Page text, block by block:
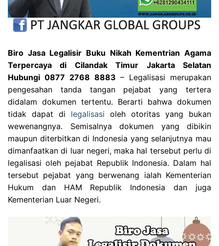
Biro Jasa Legalisir Buku Nikah Kementrian Agama
Terpercaya di Cilandak Timur Jakarta Selatan
Hubungi 0877 2768 8883 – Legalisasi merupakan
pengesahan tanda tangan pejabat yang tertera
didalam dokumen tertentu. Berarti bahwa dokumen
tidak dapat di legalisasi oleh otoritas yang bukan
wewenangnya. Semisalnya dokumen yang dibikin
maupun diterbitkan di Indonesia yang selanjutnya mau
dimanfaatkan di luar negeri, maka hal tersebut perlu di
legalisasi oleh pejabat Republik Indonesia. Dalam hal
tersebut pejabat yang berwenang ialah Kementerian
Hukum dan HAM Republik Indonesia dan juga
Kementerian Luar Negeri.